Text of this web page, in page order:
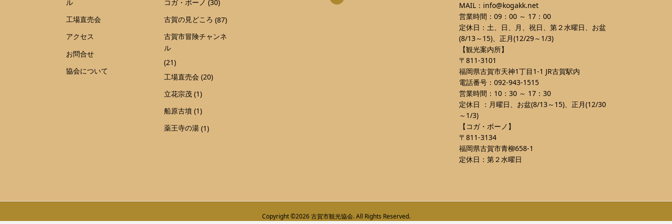
ル
工場直売会
アクセス
お問合せ
協会について
コガ・ボーノ (30)
古賀の見どころ (87)
古賀市冒険チャンネ
ル
(21)
工場直売会 (20)
立花宗茂 (1)
船原古墳 (1)
薬王寺の湯 (1)
MAIL：info@kogakk.net
営業時間：09：00 ～ 17：00
定休日：土、日、月、祝日、第２水曜日、お盆
(8/13～15)、正月(12/29～1/3)
【観光案内所】
〒811-3101
福岡県古賀市天神1丁目1-1 JR古賀駅内
電話番号：092-943-1515
営業時間：10：30 ～ 17：30
定休日 ：月曜日、お盆(8/13～15)、正月(12/30
～1/3)
【コガ・ボーノ】
〒811-3134
福岡県古賀市青柳658-1
定休日：第２水曜日
Copyright ©2026古賀市観光協会. All Rights Reserved.